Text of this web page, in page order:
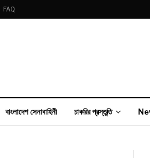
FAQ
বাংলাদেশ সেনাবাহিনী চাকরির প্রস্তুতি